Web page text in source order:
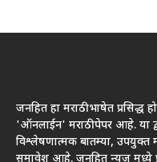
जनहित हा मराठी भाषेत
'ऑनलाईन' मराठी पेपर आहे. या
विश्लेषणात्मक बातम्या, उपयुक्त